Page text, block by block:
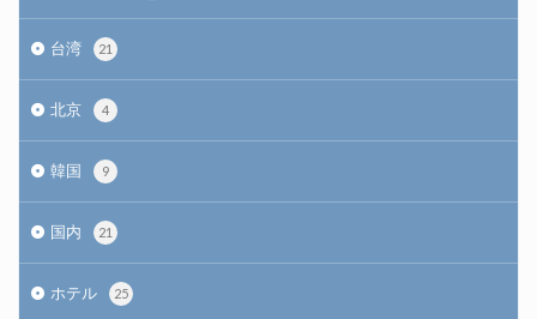
台湾 21
北京 4
韓国 9
国内 21
ホテル 25